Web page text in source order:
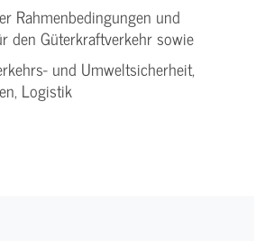
Rahmenbedingungen und
den Güterkraftverkehr sowie
und Umweltsicherheit,
Logistik